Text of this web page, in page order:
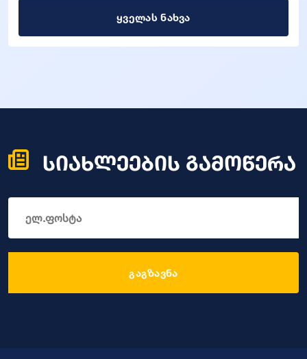
ყველას ნახვა
სიახლეების გამოწერა
გაგზავნა